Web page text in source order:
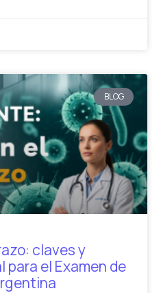
BLOG
claves y
el Examen de